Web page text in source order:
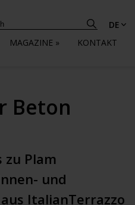
DE
MAGAZINE » KONTAKT
Beton
Plam
und
ItalianTerrazzo